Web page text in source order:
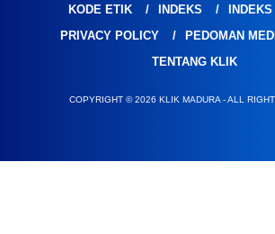
KODE ETIK INDEKS
INDEKS
PRIVACY POLICY
PEDOMAN
TENTANG KLIK
COPYRIGHT © 2026 KLIK MADURA - ALL